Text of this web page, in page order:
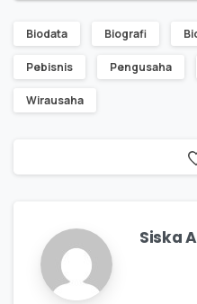
Biodata Biografi
Pebisnis Pengusaha
Wirausaha
Siska